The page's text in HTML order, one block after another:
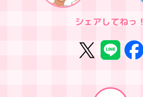
シェアしてねっ！